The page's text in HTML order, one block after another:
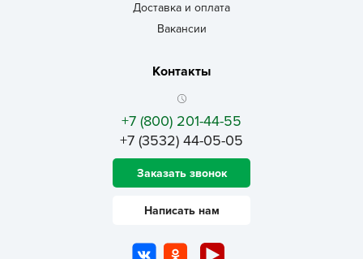
Доставка и оплата
Вакансии
Контакты
+7 (800) 201-44-55
+7 (3532) 44-05-05
Заказать звонок
Написать нам